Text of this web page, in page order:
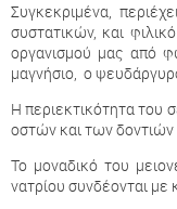
Συγκεκριμένα,
συστατικών, και
οργανισμού μας από
μαγνήσιο, ο
Η περιεκτικότητα του
οστών και των δοντιών
Το μοναδικό του
νατρίου συνδέονται με